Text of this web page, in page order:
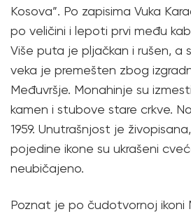
Kosova”. Po zapisima Vuka
po veličini i lepoti prvi među
Više puta je pljačkan i rušen, a
veka je premešten zbog
Međuvršje. Monahinje su
kamen i stubove stare crkve.
1959. Unutrašnjost je
pojedine ikone su ukrašeni
neubičajeno.
Poznat je po čudotvornoj ikoni